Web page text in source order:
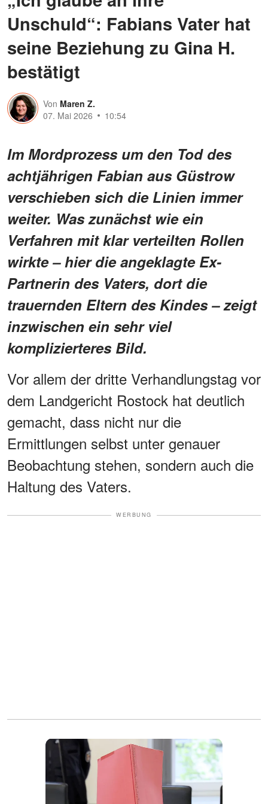
Unschuld“: Fabians Vater hat
seine Beziehung zu Gina H.
bestätigt
Von Maren Z.
07. Mai 2026
10:54
Im Mordprozess um den Tod des
achtjährigen Fabian aus Güstrow
verschieben sich die Linien immer
weiter. Was zunächst wie ein
Verfahren mit klar verteilten Rollen
wirkte – hier die angeklagte Ex-
Partnerin des Vaters, dort die
trauernden Eltern des Kindes – zeigt
inzwischen ein sehr viel
komplizierteres Bild.
Vor allem der dritte Verhandlungstag vor
dem Landgericht Rostock hat deutlich
gemacht, dass nicht nur die
Ermittlungen selbst unter genauer
Beobachtung stehen, sondern auch die
Haltung des Vaters.
WERBUNG